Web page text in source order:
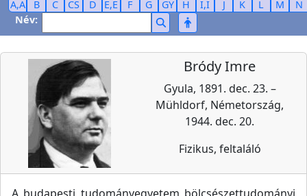
A,Á B C CS D E,É F G GY H I,Í J K L M
N
Név:
Bródy Imre
Gyula, 1891. dec. 23. –
Mühldorf, Németország,
1944. dec. 20.
Fizikus, feltaláló